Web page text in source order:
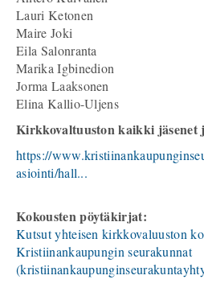
Lauri Ketonen
Maire Joki
Eila Salonranta
Marika Igbinedion
Jorma Laaksonen
Elina Kallio-Uljens
Kirkkovaltuuston kaikki jäsenet
https://
asiointi/hall...
Kokousten pöytäkirjat:
Kutsut yhteisen kirkkovaluuston
Kristiinankaupungin seurakunnat